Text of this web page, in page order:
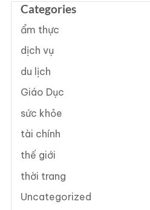
Categories
ẩm thực
dịch vụ
du lịch
Giáo Dục
sức khỏe
tài chính
thế giới
thời trang
Uncategorized